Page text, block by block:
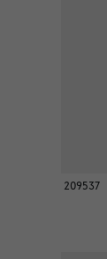
209537